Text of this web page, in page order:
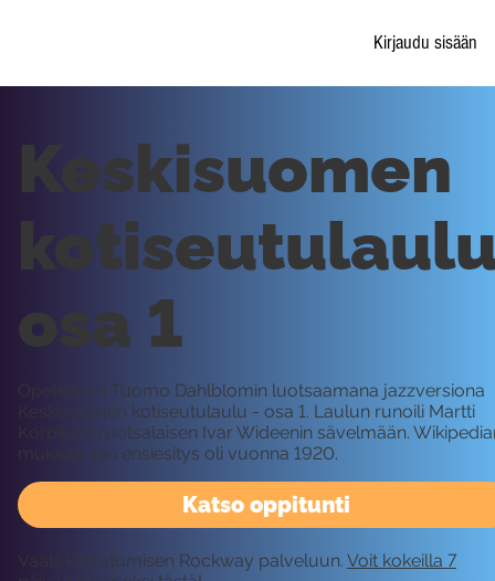
Kirjaudu sisään
Katso oppitunti
Keskisuomen
osa 1
Opetellaan Tuomo Dahlblomin luotsaamana jazzversiona
Keskisuomen kotiseutulaulu - osa 1. Laulun runoili Martti
Korpilahti ruotsalaisen Ivar Wideenin sävelmään.
mukaan sen ensiesitys oli vuonna 1920.
Vaatii kirjautumisen Rockway palveluun. Voit kokeilla 7